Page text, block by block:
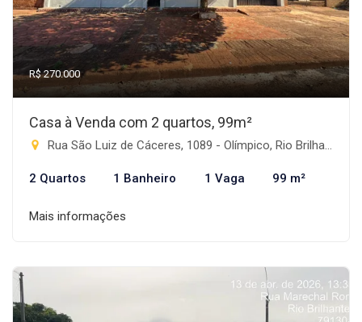
R$ 270.000
Casa à Venda com 2 quartos, 99m²
Rua São Luiz de Cáceres, 1089 - Olímpico, Rio Brilhante-MS
2 Quartos 1 Banheiro 1 Vaga 99 m²
Mais informações